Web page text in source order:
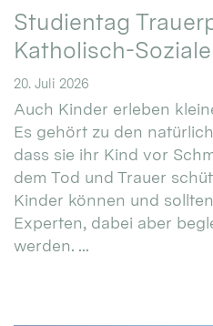
Studientag
Katholisch-
20. Juli 2026
Auch Kinder erleben
Es gehört zu den
dass sie ihr Kind vor
dem Tod und Trauer
Kinder können und
Experten, dabei aber
werden. ...